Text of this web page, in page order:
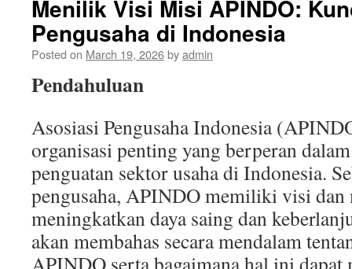
Menilik Visi Misi APINDO:
Pengusaha di Indonesia
Posted on March 19, 2026byadmin
Pendahuluan
Asosiasi Pengusaha Indonesia
organisasi penting yang berperan
penguatan sektor usaha di Indonesia.
pengusaha, APINDO memiliki visi
meningkatkan daya saing dan
akan membahas secara mendalam
APINDO serta bagaimana hal ini dapat